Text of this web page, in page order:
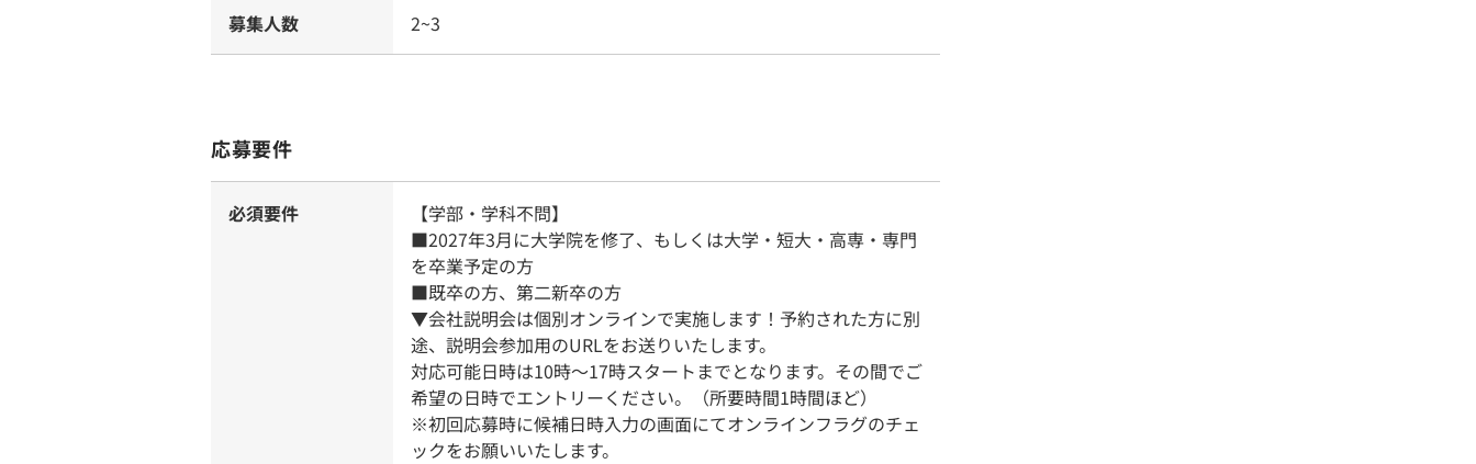
募集人数 2~3
応募要件
必須要件
【学部・学科不問】
■2027年3月に大学院を修了、もしくは大学・短大・高専・専門
を卒業予定の方
■既卒の方、第二新卒の方
▼会社説明会は個別オンラインで実施します！予約された方に別
途、説明会参加用のURLをお送りいたします。
対応可能日時は10時〜17時スタートまでとなります。その間でご
希望の日時でエントリーください。（所要時間1時間ほど）
※初回応募時に候補日時入力の画面にてオンラインフラグのチェ
ックをお願いいたします。